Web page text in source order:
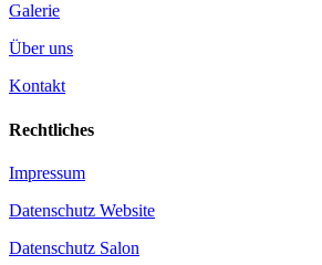
Galerie
Über uns
Kontakt
Rechtliches
Impressum
Datenschutz Website
Datenschutz Salon